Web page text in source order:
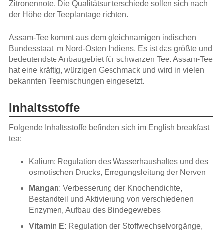
Zitronennote. Die Qualitätsunterschiede sollen sich nach
der Höhe der Teeplantage richten.
Assam-Tee kommt aus dem gleichnamigen indischen
Bundesstaat im Nord-Osten Indiens. Es ist das größte und
bedeutendste Anbaugebiet für schwarzen Tee. Assam-Tee
hat eine kräftig, würzigen Geschmack und wird in vielen
bekannten Teemischungen eingesetzt.
Inhaltsstoffe
Folgende Inhaltsstoffe befinden sich im English breakfast
tea:
Kalium: Regulation des Wasserhaushaltes und des
osmotischen Drucks, Erregungsleitung der Nerven
Mangan: Verbesserung der Knochendichte,
Bestandteil und Aktivierung von verschiedenen
Enzymen, Aufbau des Bindegewebes
Vitamin E: Regulation der Stoffwechselvorgänge,